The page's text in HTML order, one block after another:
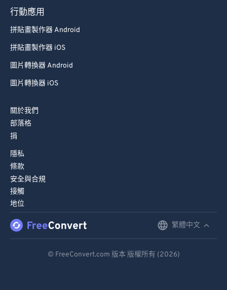
行動應用
拼貼畫製作器 Android
拼貼畫製作器 iOS
圖片轉換器 Android
圖片轉換器 iOS
關於我們
部落格
捐
隱私
條款
安全與合規
接觸
地位
繁體中文
© FreeConvert.com 版本 版權所有 (2026)